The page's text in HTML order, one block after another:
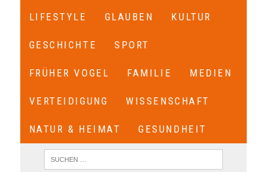
LIFESTYLE GLAUBEN KULTUR
GESCHICHTE SPORT
FRÜHER VOGEL FAMILIE MEDIEN
VERTEIDIGUNG WISSENSCHAFT
NATUR & HEIMAT GESUNDHEIT